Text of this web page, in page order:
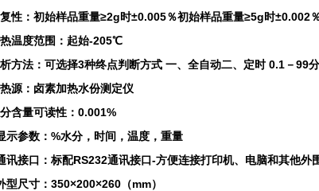
性：初始样品重量≥2g时±0.005％初始样品重量≥5g时±0.002
温度范围：起始-205℃
方法：可选择3种终点判断方式 一、全自动二、定时 0.1－99
源：卤素加热水份测定仪
含量可读性：0.001%
示参数：%水分，时间，温度，重量
讯接口：标配RS232通讯接口-方便连接打印机、电脑和其他外
型尺寸：350×200×260（mm）